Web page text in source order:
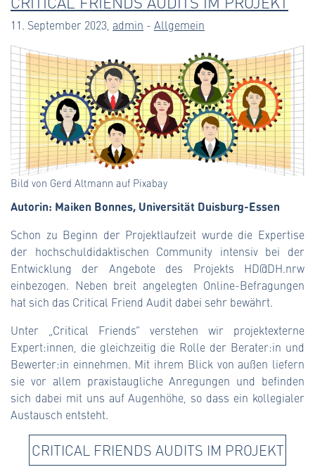
11. September 2023, admin - Allgemein
Bild von Gerd Altmann auf Pixabay
Autorin: Maiken Bonnes, Universität Duisburg-Essen
Schon zu Beginn der Projektlaufzeit wurde die Expertise
der hochschuldidaktischen Community intensiv bei der
Entwicklung der Angebote des Projekts HD@DH.nrw
einbezogen. Neben breit angelegten Online-Befragungen
hat sich das Critical Friend Audit dabei sehr bewährt.
Unter „Critical Friends“ verstehen wir projektexterne
Expert:innen, die gleichzeitig die Rolle der Berater:in und
Bewerter:in einnehmen. Mit ihrem Blick von außen liefern
sie vor allem praxistaugliche Anregungen und befinden
sich dabei mit uns auf Augenhöhe, so dass ein kollegialer
Austausch entsteht.
CRITICAL FRIENDS AUDITS IM PROJEKT